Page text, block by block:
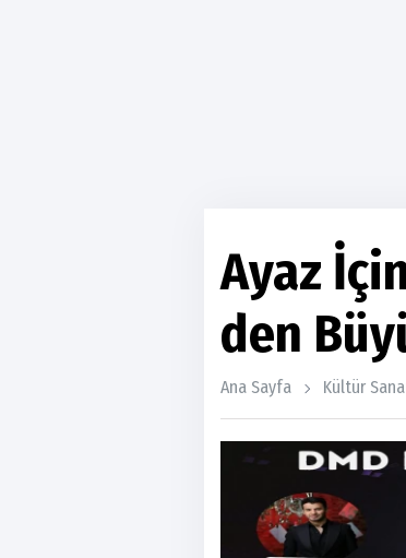
Ayaz
den
Ana Sayfa Kültür